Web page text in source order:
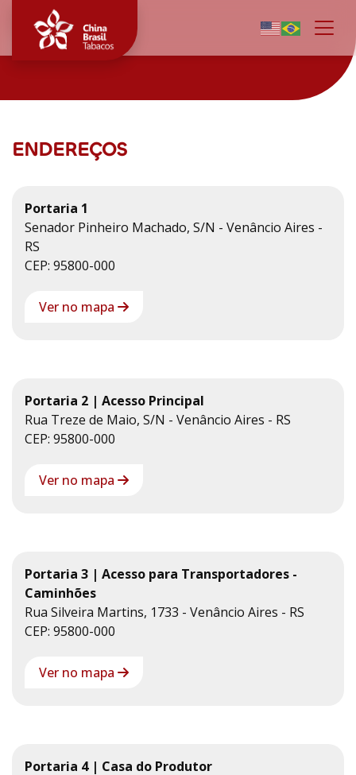
CONTATO
ENDEREÇOS
Portaria 1
Senador Pinheiro Machado, S/N - Venâncio Aires -
RS
CEP: 95800-000
Ver no mapa
Portaria 2 | Acesso Principal
Rua Treze de Maio, S/N - Venâncio Aires - RS
CEP: 95800-000
Ver no mapa
Portaria 3 | Acesso para Transportadores -
Caminhões
Rua Silveira Martins, 1733 - Venâncio Aires - RS
CEP: 95800-000
Ver no mapa
Portaria 4 | Casa do Produtor